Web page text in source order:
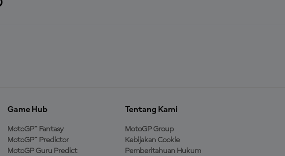
Game Hub
MotoGP™ Fantasy
MotoGP™ Predictor
MotoGP Guru Predict
Tentang Kami
MotoGP Group
Kebijakan Cookie
Pemberitahuan Hukum